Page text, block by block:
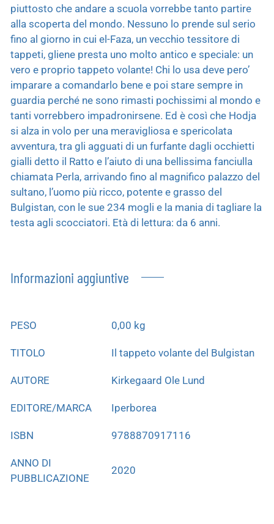
piuttosto che andare a scuola vorrebbe tanto partire
alla scoperta del mondo. Nessuno lo prende sul serio
fino al giorno in cui el-Faza, un vecchio tessitore di
tappeti, gliene presta uno molto antico e speciale: un
vero e proprio tappeto volante! Chi lo usa deve pero’
imparare a comandarlo bene e poi stare sempre in
guardia perché ne sono rimasti pochissimi al mondo e
tanti vorrebbero impadronirsene. Ed è così che Hodja
si alza in volo per una meravigliosa e spericolata
avventura, tra gli agguati di un furfante dagli occhietti
gialli detto il Ratto e l’aiuto di una bellissima fanciulla
chiamata Perla, arrivando fino al magnifico palazzo del
sultano, l’uomo più ricco, potente e grasso del
Bulgistan, con le sue 234 mogli e la mania di tagliare la
testa agli scocciatori. Età di lettura: da 6 anni.
Informazioni aggiuntive
PESO 0,00 kg
TITOLO Il tappeto volante del Bulgistan
AUTORE Kirkegaard Ole Lund
EDITORE/MARCA Iperborea
ISBN 9788870917116
ANNO DI
PUBBLICAZIONE
2020